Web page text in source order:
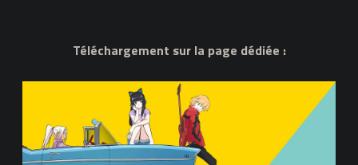
Téléchargement sur la page dédiée :